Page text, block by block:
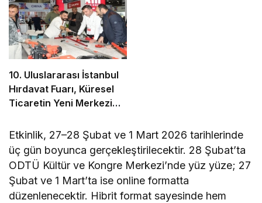
10. Uluslararası İstanbul
Hırdavat Fuarı, Küresel
Ticaretin Yeni Merkezi
Etkinlik, 27–28 Şubat ve 1 Mart 2026 tarihlerinde
üç gün boyunca gerçekleştirilecektir. 28 Şubat’ta
ODTÜ Kültür ve Kongre Merkezi’nde yüz yüze; 27
Şubat ve 1 Mart’ta ise online formatta
düzenlenecektir. Hibrit format sayesinde hem